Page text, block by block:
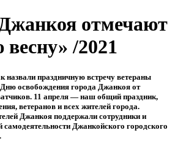
отмечают
/2021
праздничную встречу ветераны
освобождения города Джанкоя от
11 апреля — наш общий праздник,
ветеранов и всех жителей города.
Джанкоя поддержали сотрудники и
самодеятельности Джанкойского городского